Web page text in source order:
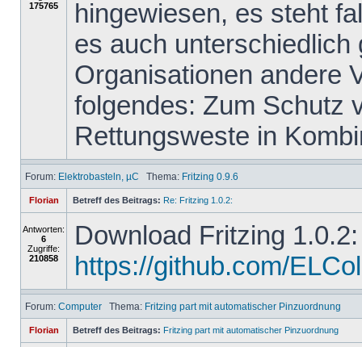
175765
hingewiesen, es steht
es auch unterschiedlich
Organisationen andere
folgendes: Zum Schutz
Rettungsweste in
Forum: Elektrobasteln, µC Thema: Fritzing 0.9.6
Florian Betreff des Beitrags: Re: Fritzing 1.0.2:
Antworten:
6
Zugriffe:
210858
Download Fritzing 1.0.2:
https://github.com/
Forum: Computer Thema: Fritzing part mit automatischer Pinzuordnung
Florian Betreff des Beitrags: Fritzing part mit automatischer Pinzuordnung